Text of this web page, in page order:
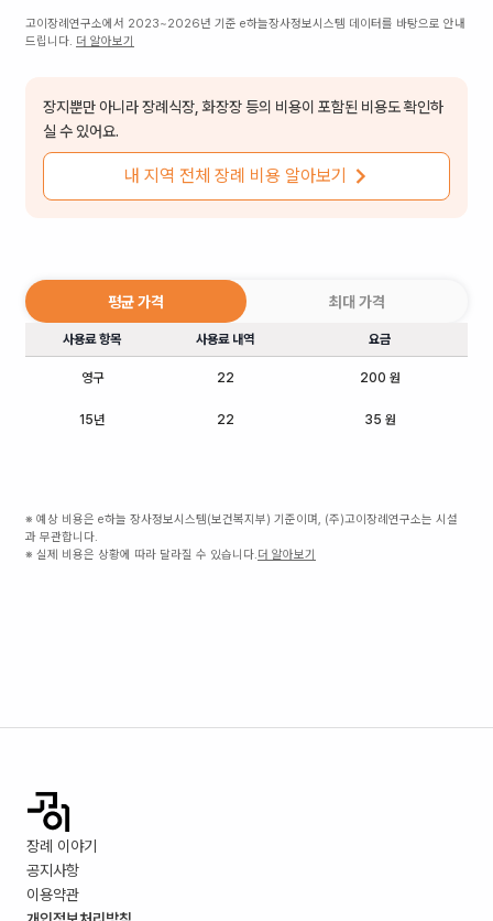
고이장례연구소에서 2023~2026년 기준 e하늘장사정보시스템 데이터를 바탕으로 안내
드립니다. 더 알아보기
장지뿐만 아니라 장례식장, 화장장 등의 비용이 포함된 비용도 확인하
실 수 있어요.
내 지역 전체 장례 비용 알아보기
평균 가격 최대 가격
사용료 항목 사용료 내역 요금
영구 22 200 원
15년 22 35 원
※ 예상 비용은 e하늘 장사정보시스템(보건복지부) 기준이며, (주)고이장례연구소는 시설
과 무관합니다.
※ 실제 비용은 상황에 따라 달라질 수 있습니다.더 알아보기
장례 이야기
공지사항
이용약관